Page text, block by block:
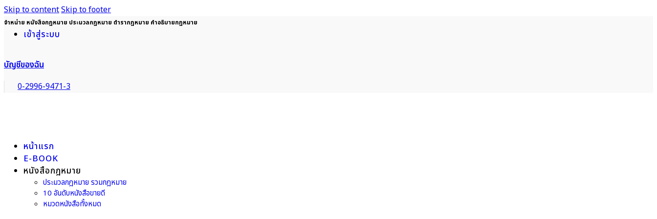
Skip to contentSkip to footer
จำหน่าย หนังสือกฎหมาย ประมวลกฎหมาย ตำรากฎหมาย คำอธิบายกฎหมาย
เข้าสู่ระบบ
บัญชีของฉัน
0-2996-9471-3
หน้าแรก
E-BOOK
หนังสือกฎหมาย
ประมวลกฎหมาย รวมกฎหมาย
10 อันดับหนังสือขายดี
หมวดหนังสือทั้งหมด